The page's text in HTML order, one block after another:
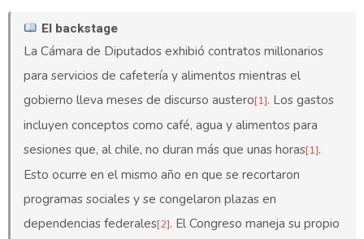
El backstage
La Cámara de Diputados exhibió contratos millonarios
para servicios de cafetería y alimentos mientras el
gobierno lleva meses de discurso austero[1]. Los gastos
incluyen conceptos como café, agua y alimentos para
sesiones que, al chile, no duran más que unas horas[1].
Esto ocurre en el mismo año en que se recortaron
programas sociales y se congelaron plazas en
dependencias federales[2]. El Congreso maneja su propio